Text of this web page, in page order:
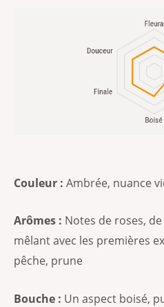
Couleur : Ambrée, nuance
Arômes : Notes de roses,
mêlant avec les premières
pêche, prune
Bouche : Un aspect boisé,